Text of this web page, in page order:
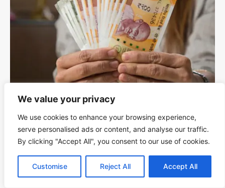
We value your privacy
We use cookies to enhance your browsing experience,
serve personalised ads or content, and analyse our traffic.
By clicking "Accept All", you consent to our use of cookies.
Customise Reject All Accept All
पैसे की लगाम अपने हाथों में: महिलाओं की आर्थिक आज़ादी की
October 27, 2025